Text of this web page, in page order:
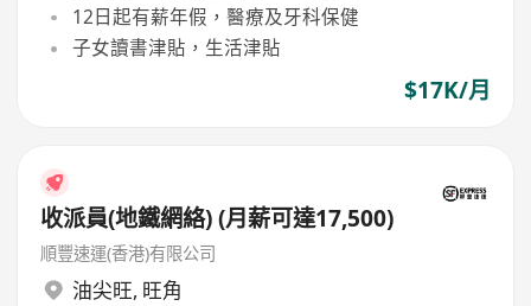
12日起有薪年假，醫療及牙科保健
子女讀書津貼，生活津貼
$17K/月
收派員(地鐵網絡) (月薪可達17,500)
順豐速運(香港)有限公司
油尖旺, 旺角